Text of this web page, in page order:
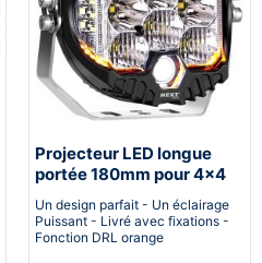
Projecteur LED longue
portée 180mm pour 4x4
et camion avec feux de
jour
Un design parfait - Un éclairage
Puissant - Livré avec fixations -
Fonction DRL orange